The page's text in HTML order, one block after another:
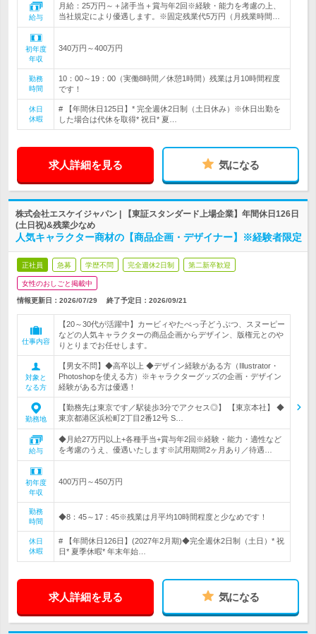
給与
月給：25万円～＋諸手当＋賞与年2回※経験・能力を考慮の上、
当社規定により優遇します。※固定残業代5万円（月残業時間…
初年度
年収
340万円～400万円
勤務
時間
10：00～19：00（実働8時間／休憩1時間）残業は月10時間程度
です！
休日
休暇
# 【年間休日125日】* 完全週休2日制（土日休み）※休日出勤を
した場合は代休を取得* 祝日* 夏…
求人詳細を見る 気になる
株式会社エスケイジャパン | 【東証スタンダード上場企業】年間休日126日
(土日祝)&残業少なめ
人気キャラクター商材の【商品企画・デザイナー】※経験者限定
正社員 急募 学歴不問 完全週休2日制 第二新卒歓迎
女性のおしごと掲載中
情報更新日：2026/07/29 終了予定日： 2026/09/21
仕事内容
【20～30代が活躍中】カービィやたべっ子どうぶつ、スヌーピー
などの人気キャラクターの商品企画からデザイン、版権元とのや
りとりまでお任せします。
対象と
なる方
【男女不問】◆高卒以上 ◆デザイン経験がある方（Illustrator・
Photoshopを使える方）※キャラクターグッズの企画・デザイン
経験がある方は優遇！
勤務地
【勤務先は東京です／駅徒歩3分でアクセス◎】 【東京本社】 ◆
東京都港区浜松町2丁目2番12号 S…
給与
◆月給27万円以上+各種手当+賞与年2回※経験・能力・適性など
を考慮のうえ、優遇いたします※試用期間2ヶ月あり／待遇…
初年度
年収
400万円～450万円
勤務
時間
◆8：45～17：45※残業は月平均10時間程度と少なめです！
休日
休暇
# 【年間休日126日】(2027年2月期)◆完全週休2日制（土日）* 祝
日* 夏季休暇* 年末年始…
求人詳細を見る 気になる